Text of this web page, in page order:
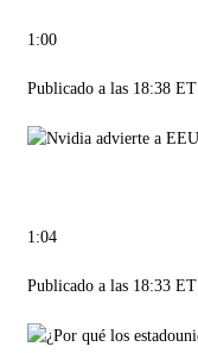
1:00
Publicado a las 18:38
1:04
Publicado a las 18:33